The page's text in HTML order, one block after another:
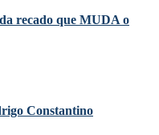
recado que MUDA o
Constantino